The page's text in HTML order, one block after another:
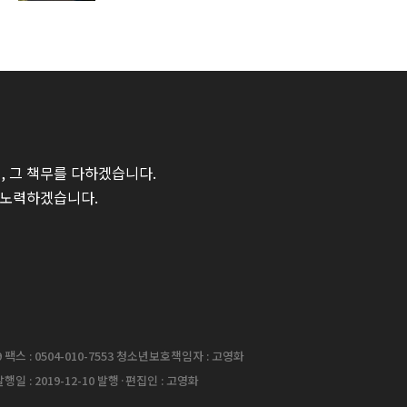
그 책무를 다하겠습니다.
력하겠습니다.
스 : 0504-010-7553 청소년보호책임자 : 고영화
일 : 2019-12-10 발행·편집인 : 고영화